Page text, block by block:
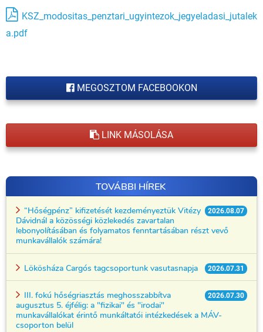
KSZ_modositas_penztari_ugyintezok_jegyeladasi_jutalek
a.pdf
MEGOSZTOM FACEBOOKON
LINK MÁSOLÁSA
TOVÁBBI HÍREK
2026.08.07
“Hőségpénz” kifizetését kezdeményeztük Vitézy
Dávidnál a közösségi közlekedés zavartalan
lebonyolításában és folyamatos fenntartásában részt vevő
munkavállalók számára!
2026.07.31
Lökösháza Cargós tagcsoportunk vasutasnapja
2026.07.30
III. fokú hőségriasztás meghosszabbítva
augusztus 5. éjfélig: a "fizikai" és "irodai"
munkavállalókat érintő munkáltatói intézkedések a MÁV-
csoporton belül